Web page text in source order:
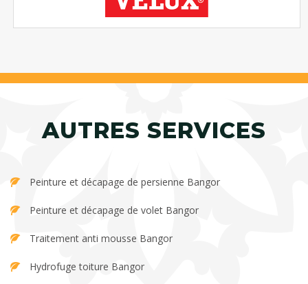
AUTRES SERVICES
Peinture et décapage de persienne Bangor
Peinture et décapage de volet Bangor
Traitement anti mousse Bangor
Hydrofuge toiture Bangor